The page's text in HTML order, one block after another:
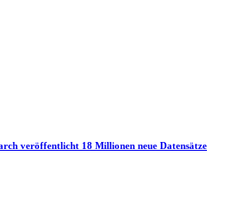
veröffentlicht 18 Millionen neue Datensätze